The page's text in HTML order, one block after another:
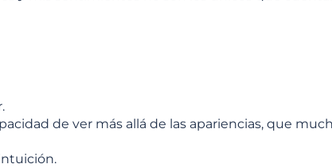
de ver más allá de las apariencias, que